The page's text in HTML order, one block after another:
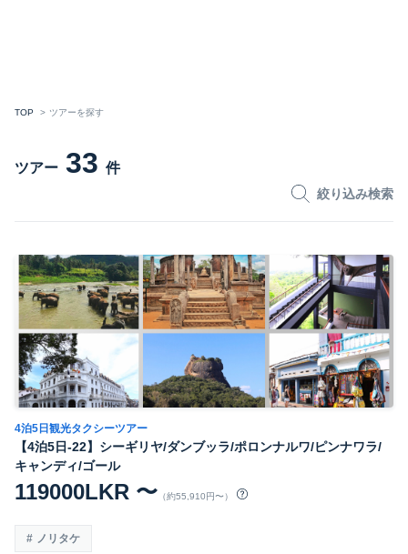
TOP ツアーを探す
ツアー 33 件
絞り込み検索
4泊5日観光タクシーツアー
【4泊5日-22】シーギリヤ/ダンブッラ/ポロンナルワ/ピンナワラ/
キャンディ/ゴール
119000LKR 〜 （約55,910円〜）
ノリタケ